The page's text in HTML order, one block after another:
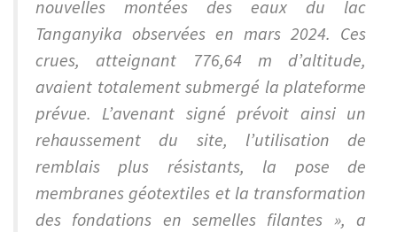
nouvelles montées des eaux du lac
Tanganyika observées en mars 2024. Ces
crues, atteignant 776,64 m d’altitude,
avaient totalement submergé la plateforme
prévue. L’avenant signé prévoit ainsi un
rehaussement du site, l’utilisation de
remblais plus résistants, la pose de
membranes géotextiles et la transformation
des fondations en semelles filantes », a